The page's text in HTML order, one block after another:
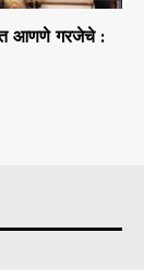
आणणे गरजेचे :